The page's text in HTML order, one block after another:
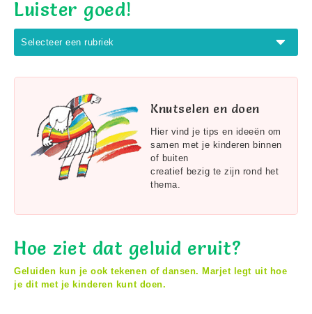
Luister goed!
Selecteer een rubriek
Knutselen en doen
Hier vind je tips en ideeën om
samen met je kinderen binnen
of buiten
creatief bezig te zijn rond het
thema.
Hoe ziet dat geluid eruit?
Geluiden kun je ook tekenen of dansen. Marjet legt uit hoe
je dit met je kinderen kunt doen.